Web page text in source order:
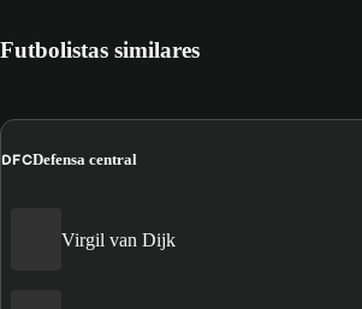
Futbolistas similares
DFCDefensa central
Virgil van Dijk